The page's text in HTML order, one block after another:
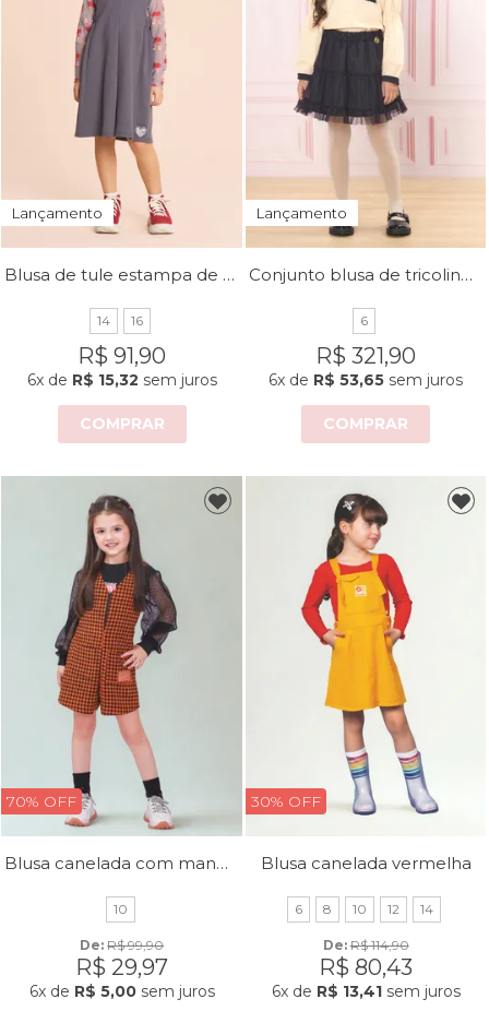
Lançamento
Blusa de tule estampa de cerejas
14 16
R$ 91,90
6xde R$ 15,32 sem juros
COMPRAR
Lançamento
Conjunto blusa de tricoline e saia de tule
6
R$ 321,90
6x de R$ 53,65 sem juros
COMPRAR
70% OFF
Blusa canelada com mangas de tule poá
10
De: R$ 99,90
R$ 29,97
6xde R$ 5,00sem juros
30% OFF
Blusa canelada vermelha
6 8 10 12 14
De: R$ 114,90
R$ 80,43
6xde R$ 13,41sem juros